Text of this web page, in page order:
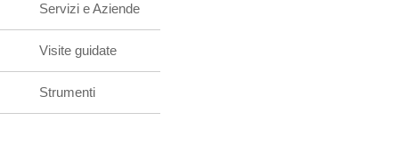
Servizi e Aziende
Visite guidate
Strumenti